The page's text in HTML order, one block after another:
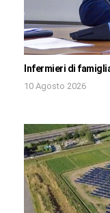
Infermieri di
10 Agosto 2026